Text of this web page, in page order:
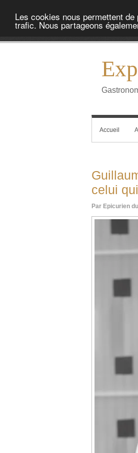
Les cookies nous permettent
trafic. Nous partageons
Accueil
celui
Par Epicurien